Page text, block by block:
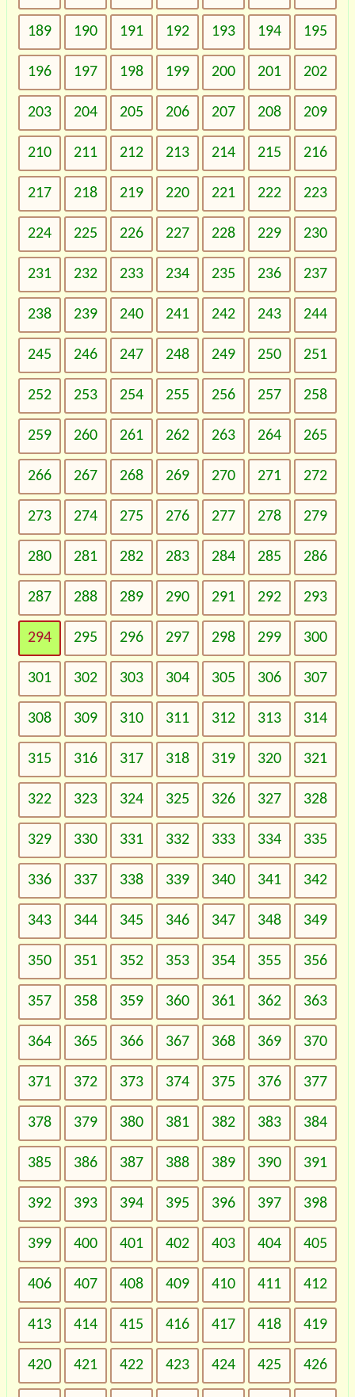
189 190 191 192 193 194 195
196 197 198 199 200 201 202
203 204 205 206 207 208 209
210 211 212 213 214 215 216
217 218 219 220 221 222 223
224 225 226 227 228 229 230
231 232 233 234 235 236 237
238 239 240 241 242 243 244
245 246 247 248 249 250 251
252 253 254 255 256 257 258
259 260 261 262 263 264 265
266 267 268 269 270 271 272
273 274 275 276 277 278 279
280 281 282 283 284 285 286
287 288 289 290 291 292 293
294 295 296 297 298 299 300
301 302 303 304 305 306 307
308 309 310 311 312 313 314
315 316 317 318 319 320 321
322 323 324 325 326 327 328
329 330 331 332 333 334 335
336 337 338 339 340 341 342
343 344 345 346 347 348 349
350 351 352 353 354 355 356
357 358 359 360 361 362 363
364 365 366 367 368 369 370
371 372 373 374 375 376 377
378 379 380 381 382 383 384
385 386 387 388 389 390 391
392 393 394 395 396 397 398
399 400 401 402 403 404 405
406 407 408 409 410 411 412
413 414 415 416 417 418 419
420 421 422 423 424 425 426